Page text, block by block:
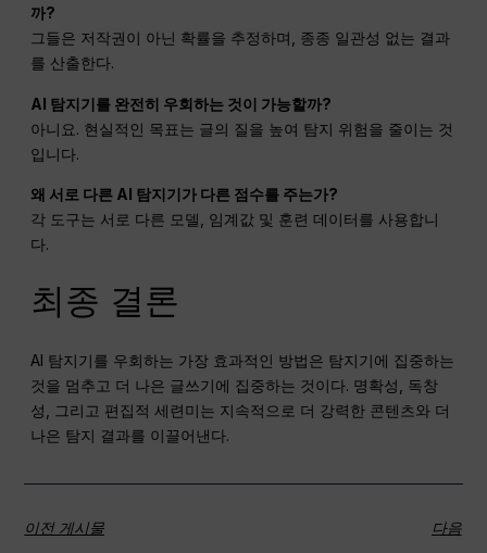
까?
그들은 저작권이 아닌 확률을 추정하며, 종종 일관성 없는 결과
를 산출한다.
AI 탐지기를 완전히 우회하는 것이 가능할까?
아니요. 현실적인 목표는 글의 질을 높여 탐지 위험을 줄이는 것
입니다.
왜 서로 다른 AI 탐지기가 다른 점수를 주는가?
각 도구는 서로 다른 모델, 임계값 및 훈련 데이터를 사용합니
다.
최종 결론
AI 탐지기를 우회하는 가장 효과적인 방법은 탐지기에 집중하는
것을 멈추고 더 나은 글쓰기에 집중하는 것이다. 명확성, 독창
성, 그리고 편집적 세련미는 지속적으로 더 강력한 콘텐츠와 더
나은 탐지 결과를 이끌어낸다.
이전 게시물 다음